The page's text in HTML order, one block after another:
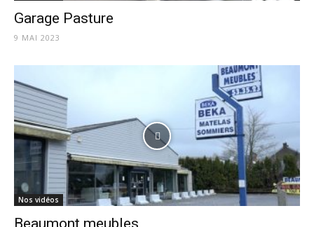
Garage Pasture
9 MAI 2023
Nos vidéos